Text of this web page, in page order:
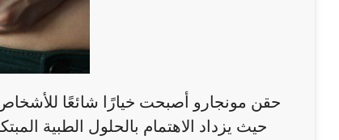
حقن مونجارو أصبحت خيارًا شائعًا
حيث يزداد الاهتمام بالحلول الطبية